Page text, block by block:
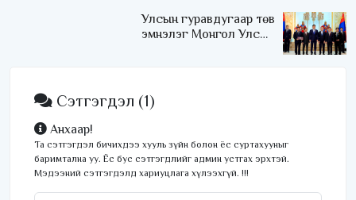
Улсын гуравдугаар төв
эмнэлэг Монгол Улсын
Сэтгэгдэл (1)
Анхаар!
Та сэтгэгдэл бичихдээ хууль зүйн болон ёс суртахууныг
баримтална уу. Ёс бус сэтгэгдлийг админ устгах эрхтэй.
Мэдээний сэтгэгдэлд хариуцлага хүлээхгүй. !!!